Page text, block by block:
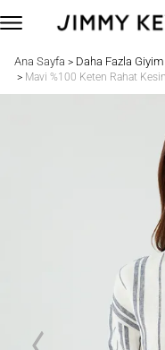
Ana Sayfa > Daha Fazla Giyim
> Mavi %100 Keten Rahat